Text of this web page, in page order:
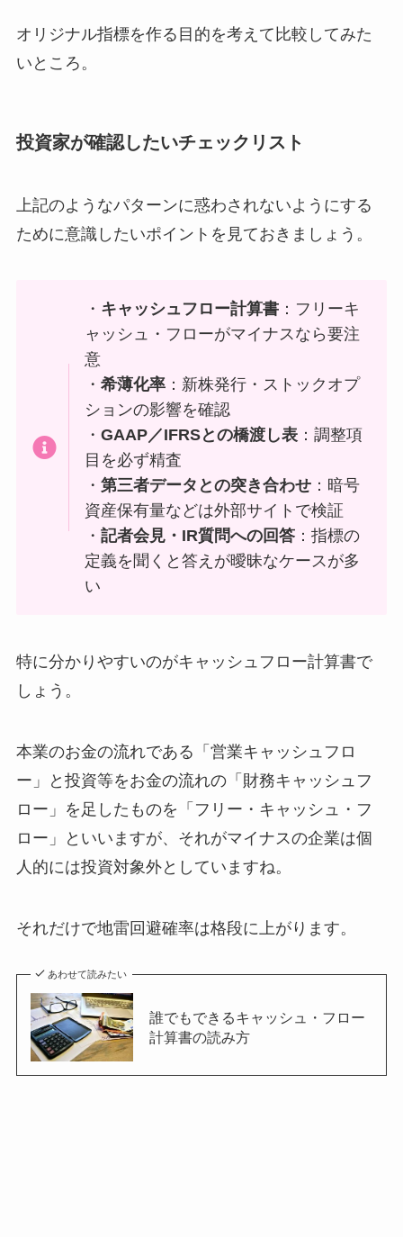
オリジナル指標を作る目的を考えて比較してみた
いところ。
投資家が確認したいチェックリスト
上記のようなパターンに惑わされないようにする
ために意識したいポイントを見ておきましょう。
・ キャッシュフロー計算書 ：フリーキ
ャッシュ・フローがマイナスなら要注
意
・希薄化率 ：新株発行・ストックオプ
ションの影響を確認
・GAAP／IFRSとの橋渡し表 ：調整項
目を必ず精査
・第三者データとの突き合わせ ：暗号
資産保有量などは外部サイトで検証
・記者会見・IR質問への回答 ：指標の
定義を聞くと答えが曖昧なケースが多
い
特に分かりやすいのがキャッシュフロー計算書で
しょう。
本業のお金の流れである「営業キャッシュフロ
ー」と投資等をお金の流れの「財務キャッシュフ
ロー」を足したものを「フリー・キャッシュ・フ
ロー」といいますが、それがマイナスの企業は個
人的には投資対象外としていますね。
それだけで地雷回避確率は格段に上がります。
あわせて読みたい
誰でもできるキャッシュ・フロー
計算書の読み方